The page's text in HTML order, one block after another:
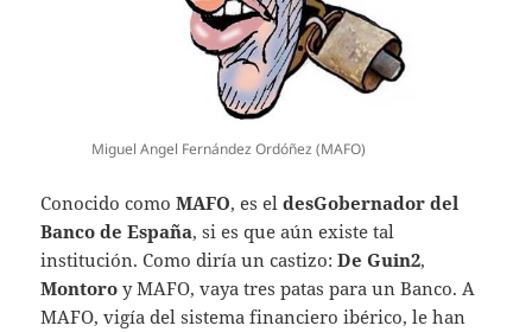
Miguel Angel Fernández Ordóñez (MAFO)
Conocido comoMAFO, es eldesGobernador del
Banco de España, si es que aún existe tal
institución. Como diría un castizo:De Guin2,
Montoroy MAFO, vaya tres patas para un Banco. A
MAFO, vigía del sistema financiero ibérico, le han